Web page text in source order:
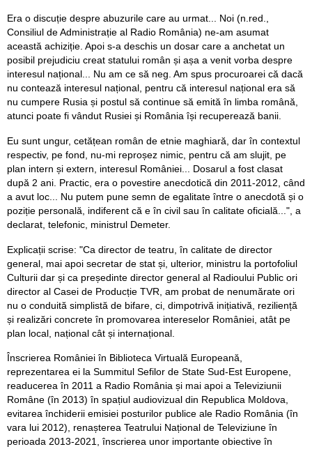
Era o discuție despre abuzurile care au urmat... Noi (n.red.,
Consiliul de Administrație al Radio România) ne-am asumat
această achiziție. Apoi s-a deschis un dosar care a anchetat un
posibil prejudiciu creat statului român și așa a venit vorba despre
interesul național... Nu am ce să neg. Am spus procuroarei că dacă
nu contează interesul național, pentru că interesul național era să
nu cumpere Rusia și postul să continue să emită în limba română,
atunci poate fi vândut Rusiei și România își recuperează banii.
Eu sunt ungur, cetățean român de etnie maghiară, dar în contextul
respectiv, pe fond, nu-mi reproșez nimic, pentru că am slujit, pe
plan intern și extern, interesul României... Dosarul a fost clasat
după 2 ani. Practic, era o povestire anecdotică din 2011-2012, când
a avut loc... Nu putem pune semn de egalitate între o anecdotă și o
poziție personală, indiferent că e în civil sau în calitate oficială...", a
declarat, telefonic, ministrul Demeter.
Explicații scrise: "Ca director de teatru, în calitate de director
general, mai apoi secretar de stat și, ulterior, ministru la portofoliul
Culturii dar și ca președinte director general al Radioului Public ori
director al Casei de Producție TVR, am probat de nenumărate ori
nu o conduită simplistă de bifare, ci, dimpotrivă inițiativă, reziliență
și realizări concrete în promovarea intereselor României, atât pe
plan local, național cât și internațional.
Înscrierea României în Biblioteca Virtuală Europeană,
reprezentarea ei la Summitul Sefilor de State Sud-Est Europene,
readucerea în 2011 a Radio România și mai apoi a Televiziunii
Române (în 2013) în spațiul audiovizual din Republica Moldova,
evitarea închiderii emisiei posturilor publice ale Radio România (în
vara lui 2012), renașterea Teatrului Național de Televiziune în
perioada 2013-2021, înscrierea unor importante obiective în